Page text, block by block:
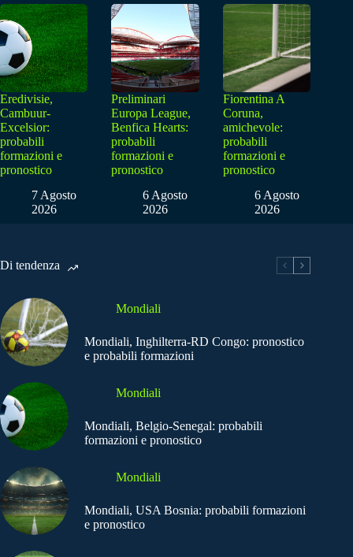
Eredivisie,
Cambuur-
Excelsior:
probabili
formazioni e
pronostico
7 Agosto
2026
Preliminari
Europa League,
Benfica Hearts:
probabili
formazioni e
pronostico
6 Agosto
2026
Fiorentina A
Coruna,
amichevole:
probabili
formazioni e
pronostico
6 Agosto
2026
Di tendenza
Mondiali
Mondiali, Inghilterra-RD Congo: pronostico
e probabili formazioni
Mondiali
Mondiali, Belgio-Senegal: probabili
formazioni e pronostico
Mondiali
Mondiali, USA Bosnia: probabili formazioni
e pronostico